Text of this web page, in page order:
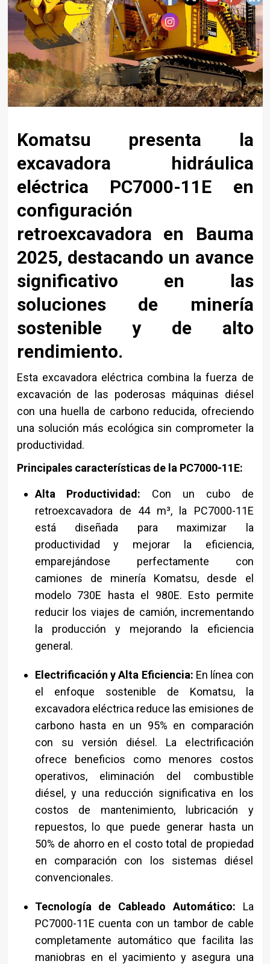
Komatsu presenta la
excavadora hidráulica
eléctrica PC7000-11E en
configuración
retroexcavadora en Bauma
2025, destacando un avance
significativo en las
soluciones de minería
sostenible y de alto
rendimiento.
Esta excavadora eléctrica combina la fuerza de
excavación de las poderosas máquinas diésel
con una huella de carbono reducida, ofreciendo
una solución más ecológica sin comprometer la
productividad.
Principales características de la PC7000-11E:
Alta Productividad: Con un cubo de
retroexcavadora de 44 m³, la PC7000-11E
está diseñada para maximizar la
productividad y mejorar la eficiencia,
emparejándose perfectamente con
camiones de minería Komatsu, desde el
modelo 730E hasta el 980E. Esto permite
reducir los viajes de camión, incrementando
la producción y mejorando la eficiencia
general.
Electrificación y Alta Eficiencia: En línea con
el enfoque sostenible de Komatsu, la
excavadora eléctrica reduce las emisiones de
carbono hasta en un 95% en comparación
con su versión diésel. La electrificación
ofrece beneficios como menores costos
operativos, eliminación del combustible
diésel, y una reducción significativa en los
costos de mantenimiento, lubricación y
repuestos, lo que puede generar hasta un
50% de ahorro en el costo total de propiedad
en comparación con los sistemas diésel
convencionales.
Tecnología de Cableado Automático: La
PC7000-11E cuenta con un tambor de cable
completamente automático que facilita las
maniobras en el yacimiento y asegura una